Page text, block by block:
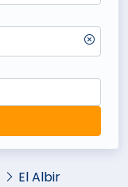
El Albir